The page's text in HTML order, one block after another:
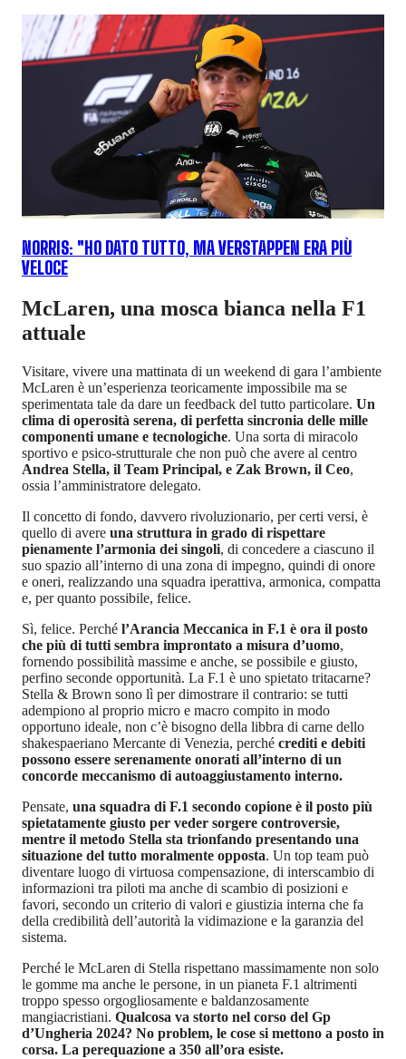
NORRIS: "HO DATO TUTTO, MA VERSTAPPEN ERA PIÙ
VELOCE
McLaren, una mosca bianca nella F1
attuale
Visitare, vivere una mattinata di un weekend di gara l’ambiente
McLaren è un’esperienza teoricamente impossibile ma se
sperimentata tale da dare un feedback del tutto particolare. Un
clima di operosità serena, di perfetta sincronia delle mille
componenti umane e tecnologiche. Una sorta di miracolo
sportivo e psico-strutturale che non può che avere al centro
Andrea Stella, il Team Principal, e Zak Brown, il Ceo,
ossia l’amministratore delegato.
Il concetto di fondo, davvero rivoluzionario, per certi versi, è
quello di avere una struttura in grado di rispettare
pienamente l’armonia dei singoli, di concedere a ciascuno il
suo spazio all’interno di una zona di impegno, quindi di onore
e oneri, realizzando una squadra iperattiva, armonica, compatta
e, per quanto possibile, felice.
Sì, felice. Perché l’Arancia Meccanica in F.1 è ora il posto
che più di tutti sembra improntato a misura d’uomo,
fornendo possibilità massime e anche, se possibile e giusto,
perfino seconde opportunità. La F.1 è uno spietato tritacarne?
Stella & Brown sono lì per dimostrare il contrario: se tutti
adempiono al proprio micro e macro compito in modo
opportuno ideale, non c’è bisogno della libbra di carne dello
shakespaeriano Mercante di Venezia, perché crediti e debiti
possono essere serenamente onorati all’interno di un
concorde meccanismo di autoaggiustamento interno.
Pensate, una squadra di F.1 secondo copione è il posto più
spietatamente giusto per veder sorgere controversie,
mentre il metodo Stella sta trionfando presentando una
situazione del tutto moralmente opposta. Un top team può
diventare luogo di virtuosa compensazione, di interscambio di
informazioni tra piloti ma anche di scambio di posizioni e
favori, secondo un criterio di valori e giustizia interna che fa
della credibilità dell’autorità la vidimazione e la garanzia del
sistema.
Perché le McLaren di Stella rispettano massimamente non solo
le gomme ma anche le persone, in un pianeta F.1 altrimenti
troppo spesso orgogliosamente e baldanzosamente
mangiacristiani. Qualcosa va storto nel corso del Gp
d’Ungheria 2024? No problem, le cose si mettono a posto in
corsa. La perequazione a 350 all’ora esiste.